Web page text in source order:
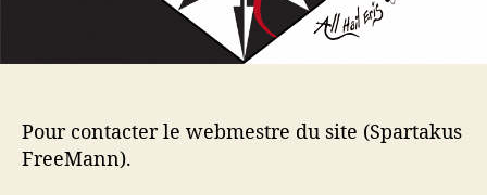
Pour contacter le webmestre du site (Spartakus
FreeMann).